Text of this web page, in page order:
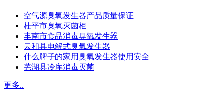
空气源臭氧发生器产品质量保证
桂平市臭氧灭菌柜
丰南市食品消毒臭氧发生器
云和县电解式臭氧发生器
什么牌子的家用臭氧发生器使用安全
芜湖县冷库消毒灭菌
更多..